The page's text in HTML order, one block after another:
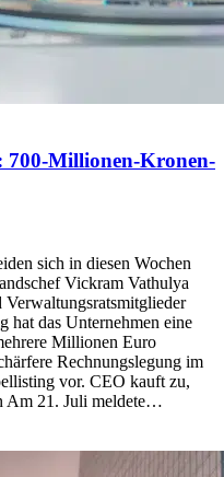
700-Millionen-Kronen-
sich in diesen Wochen
Vickram Vathulya
hat das Unternehmen eine
Millionen Euro
Rechnungslegung im
vor. CEO kauft zu,
Am 21. Juli meldete…